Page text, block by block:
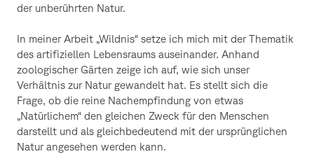
der unberührten Natur.
In meiner Arbeit „Wildnis“ setze ich mich mit der Thematik
des artifiziellen Lebensraums auseinander. Anhand
zoologischer Gärten zeige ich auf, wie sich unser
Verhältnis zur Natur gewandelt hat. Es stellt sich die
Frage, ob die reine Nachempfindung von etwas
„Natürlichem“ den gleichen Zweck für den Menschen
darstellt und als gleichbedeutend mit der ursprünglichen
Natur angesehen werden kann.